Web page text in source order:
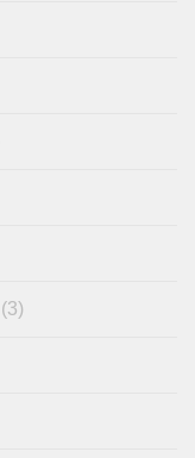
(3)